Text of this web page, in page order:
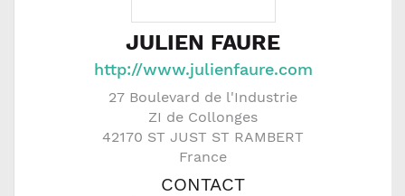
JULIEN FAURE
http://www.julienfaure.com
27 Boulevard de l'Industrie
ZI de Collonges
42170 ST JUST ST RAMBERT
France
CONTACT